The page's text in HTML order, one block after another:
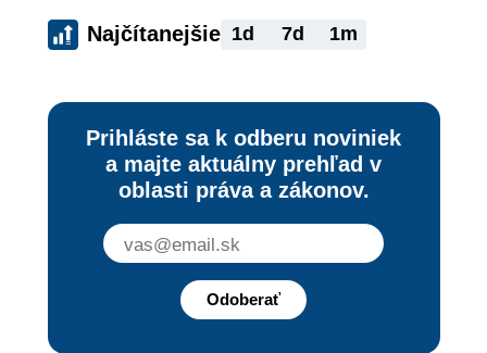
Najčítanejšie 1d 7d 1m
Prihláste sa k odberu noviniek
a majte aktuálny prehľad v
oblasti práva a zákonov.
Odoberať